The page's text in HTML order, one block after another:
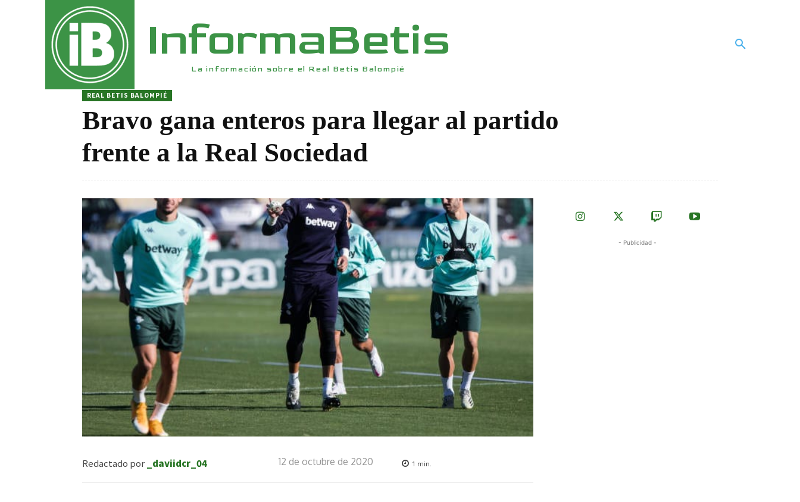
InformaBetis
La información sobre el Real Betis Balompié
REAL BETIS BALOMPIÉ
Bravo gana enteros para llegar al partido
frente a la Real Sociedad
Redactado por _daviidcr_04 12 de octubre de 2020 1 min.
- Publicidad -